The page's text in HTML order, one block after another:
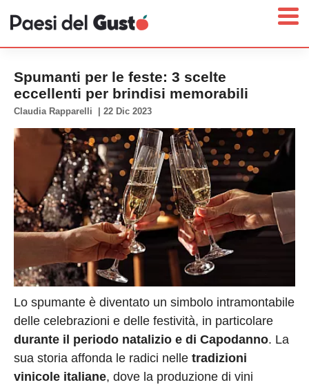
News
Interviste
Territori
Prodotti
Answer
Privacy
Policy
Cookies
Policy
Spumanti per le feste: 3 scelte
eccellenti per brindisi memorabili
Claudia Rapparelli 22 Dic 2023
Lo spumante è diventato un simbolo intramontabile
delle celebrazioni e delle festività, in particolare
durante il periodo natalizio e di Capodanno. La
sua storia affonda le radici nelle tradizioni
vinicole italiane, dove la produzione di vini